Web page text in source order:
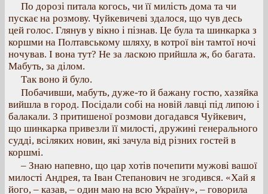
По дорозі питала когось, чи її милість дома та чи
пускає на розмову. Чуйкевичеві здалося, що чув десь
цей голос. Глянув у вікно і пізнав. Це була та шинкарка з
коршми на Полтавському шляху, в котрої він тамтої ночі
ночував. І вона тут? Не за ласкою прийшла ж, бо багата.
Мабуть, за ділом.
Так воно й було.
Побачивши, мабуть, дуже-то й бажану гостю, хазяйка
вийшла в город. Посідали собі на новій лавці під липою і
балакали. З притишеної розмови догадався Чуйкевич,
що шинкарка привезли її милості, дружині генерального
судді, всіляких новин, які зачула від різних гостей в
коршмі.
– Знаю напевно, що цар хотів почепити мужові вашої
милості Андрея, та Іван Степанович не згодився. «Хай я
його, – казав, – один маю на всю Україну», – говорила